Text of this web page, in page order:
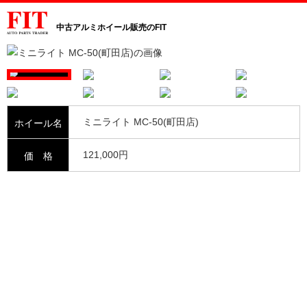
中古アルミホイール販売のFIT
ホイール名 ミニライト MC-50(町田店)
価 格 121,000円